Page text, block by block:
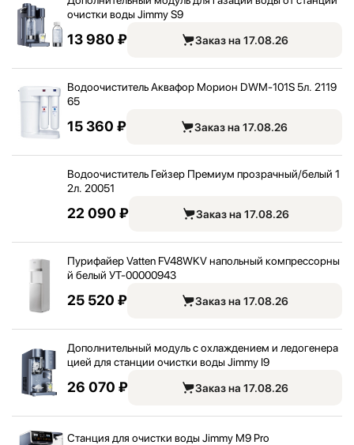
очистки воды Jimmy S9
13 980 ₽ Заказ на 17.08.26
Водоочиститель Аквафор Морион DWM-101S 5л. 2119
65
15 360 ₽ Заказ на 17.08.26
Водоочиститель Гейзер Премиум прозрачный/белый 1
2л. 20051
22 090 ₽ Заказ на 17.08.26
Пурифайер Vatten FV48WKV напольный компрессорны
й белый УТ-00000943
25 520 ₽ Заказ на 17.08.26
Дополнительный модуль с охлаждением и ледогенера
цией для станции очистки воды Jimmy I9
26 070 ₽ Заказ на 17.08.26
Станция для очистки воды Jimmy M9 Pro